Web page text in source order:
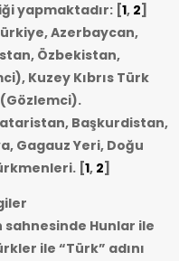
yapmaktadır: [1, 2]
Azerbaycan,
Özbekistan,
Kuzey Kıbrıs Türk
Başkurdistan,
Gagauz Yeri, Doğu
[1, 2]
Hunlar ile
ile “Türk” adını